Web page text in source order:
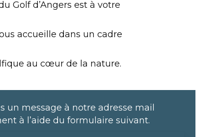
Golf d’Angers est à votre
accueille dans un cadre
au cœur de la nature.
un message à notre adresse mail
à l’aide du formulaire suivant.